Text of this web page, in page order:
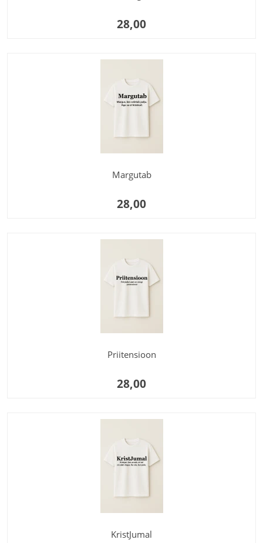
28,00
Margutab
28,00
Priitensioon
28,00
KristJumal